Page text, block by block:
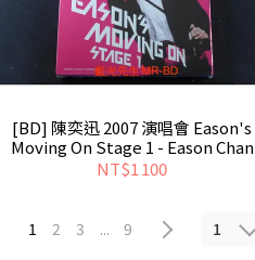
[BD] 陳奕迅 2007 演唱會 Eason's
Moving On Stage 1 - Eason Chan
NT$1 100
1 2 3 ... 9 1